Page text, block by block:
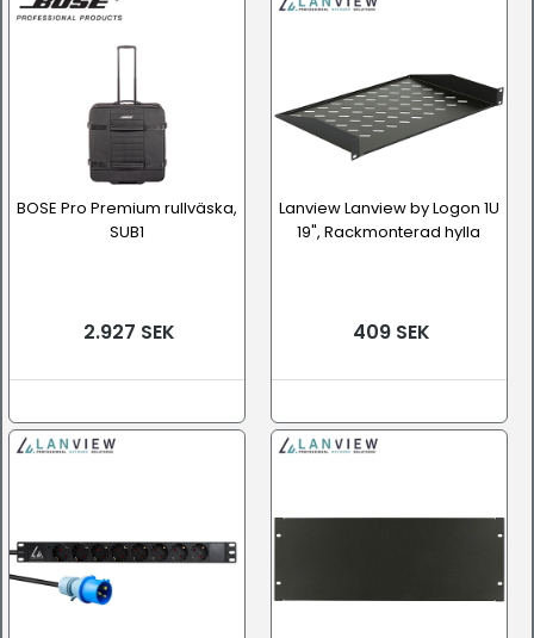
BOSE Pro Premium rullväska,
SUB1
2.927 SEK
Lanview Lanview by Logon 1U
19", Rackmonterad hylla
409 SEK